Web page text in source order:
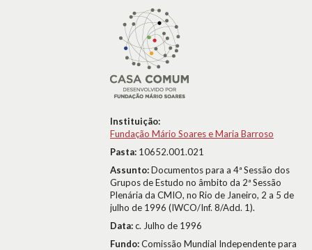
Instituição:
Fundação Mário Soares e Maria Barroso
Pasta: 10652.001.021
Assunto:Documentos para a 4ª Sessão dos
Grupos de Estudo no âmbito da 2ª Sessão
Plenária da CMIO, no Rio de Janeiro, 2 a 5 de
julho de 1996 (IWCO/Inf. 8/Add. 1).
Data:c. Julho de 1996
Fundo:Comissão Mundial Independente para